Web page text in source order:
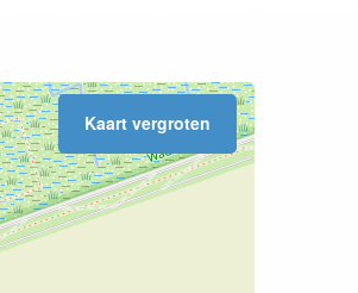
Kaart vergroten